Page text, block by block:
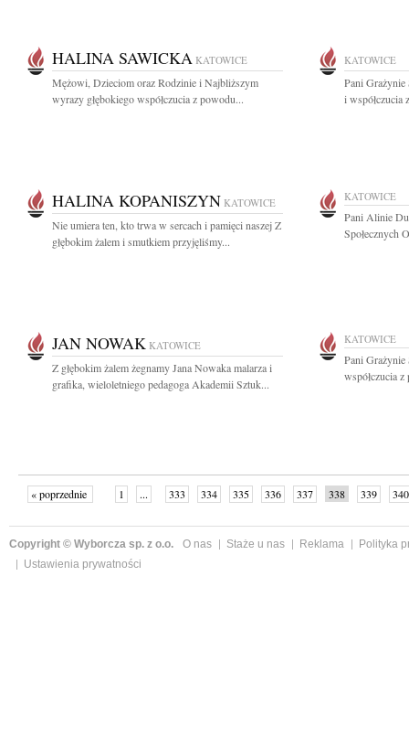
HALINA SAWICKA KATOWICE
Mężowi, Dzieciom oraz Rodzinie i Najbliższym
wyrazy głębokiego współczucia z powodu...
KATOWICE
Pani Grażynie
i współczucia
HALINA KOPANISZYN KATOWICE
Nie umiera ten, kto trwa w sercach i pamięci naszej Z
głębokim żalem i smutkiem przyjęliśmy...
KATOWICE
Pani Alinie
Społecznych
JAN NOWAK KATOWICE
Z głębokim żalem żegnamy Jana Nowaka malarza i
grafika, wieloletniego pedagoga Akademii Sztuk...
KATOWICE
Pani Grażynie
współczucia
« poprzednie 1 ... 333 334 335 336 337 338 339
340
Copyright © Wyborcza sp. z o.o. O nas Staże u nas Reklama
Polityka
Ustawienia prywatności